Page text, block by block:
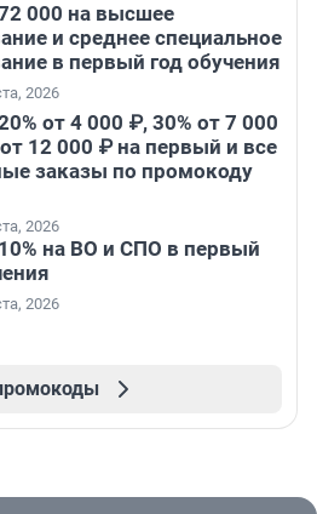
000 на высшее
и среднее специальное
в первый год обучения
2026
от 4 000 ₽, 30% от 7 000
12 000 ₽ на первый и все
заказы по промокоду
2026
на ВО и СПО в первый
2026